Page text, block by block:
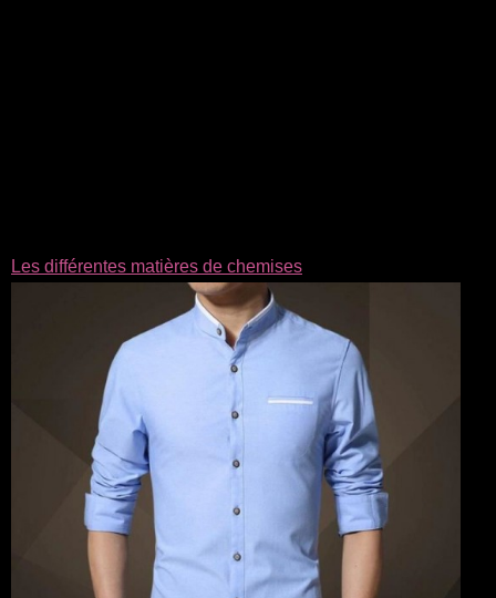
Les différentes matières de chemises